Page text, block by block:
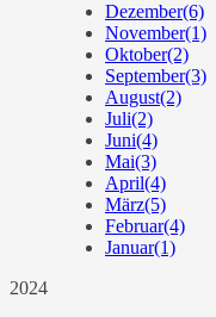
Dezember(6)
November(1)
Oktober(2)
September(3)
August(2)
Juli(2)
Juni(4)
Mai(3)
April(4)
März(5)
Februar(4)
Januar(1)
2024